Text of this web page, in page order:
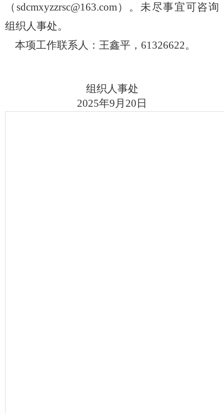
（sdcmxyzzrsc@163.com）。未尽事宜可咨询
组织人事处。
本项工作联系人：王鑫平， 61326622。
组织人事处
2025年9月20日